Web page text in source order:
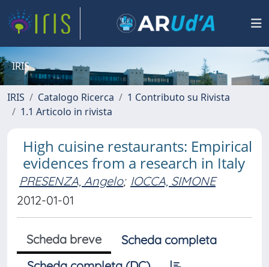
IRIS
IRIS Catalogo Ricerca
1 Contributo su Rivista
1.1 Articolo in rivista
High cuisine restaurants: Empirical
evidences from a research in Italy
PRESENZA, Angelo; IOCCA, SIMONE
2012-01-01
Scheda breve
Scheda completa